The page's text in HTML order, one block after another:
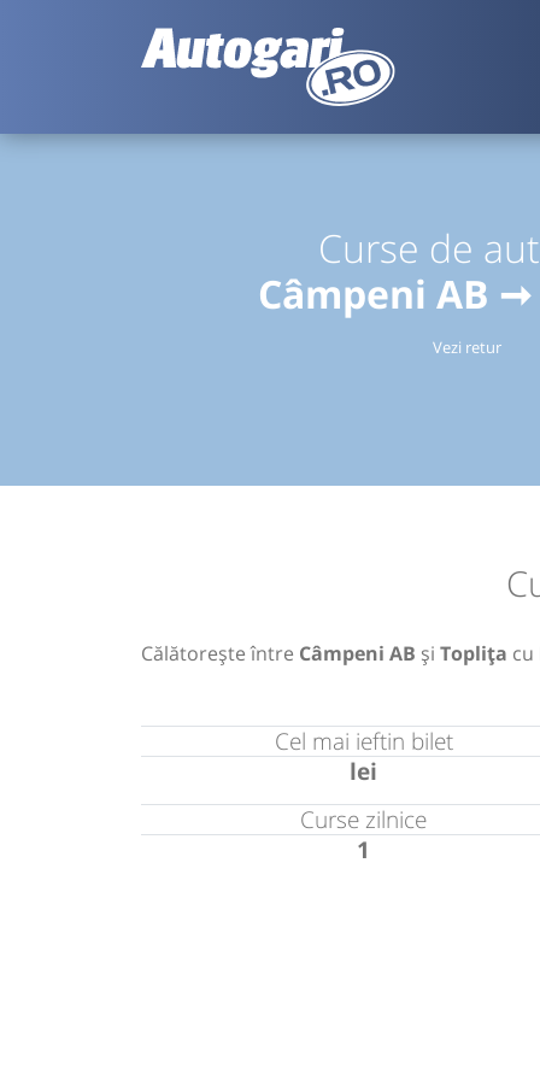
Curse de
Câmpeni AB
Vezi retur
Călătorește între Câmpeni AB și Toplița cu
Cel mai ieftin bilet
lei
Curse zilnice
1